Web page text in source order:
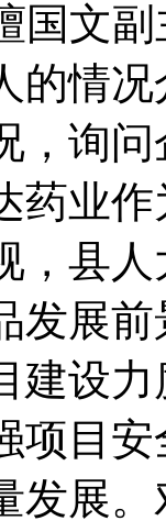
文副
的情
，询
药业
，县
发展
建设
项目
发展